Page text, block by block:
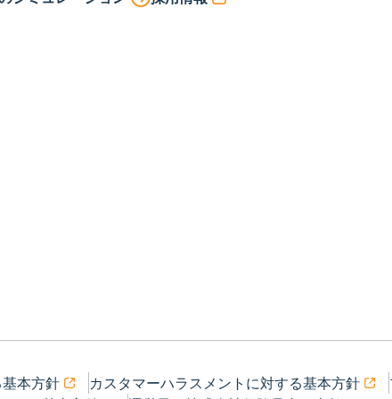
本方針 カスタマーハラスメントに対する基本方針